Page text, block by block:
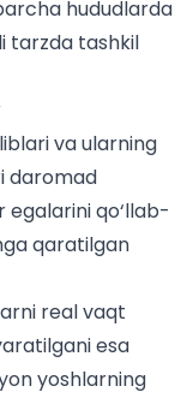
hududlarda
tarzda tashkil
va ularning
daromad
egalarini qo‘llab-
qaratilgan
real vaqt
esa
yoshlarning